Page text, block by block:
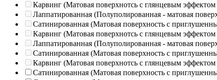
Карвинг (Матовая поверхнотсь с глянцевым эффектом
Лаппатированная (Полуполированная - матовая
Сатинированная (Матовая поверхность с
Карвинг (Матовая поверхнотсь с глянцевым эффектом
Лаппатированная (Полуполированная - матовая
Сатинированная (Матовая поверхность с
Карвинг (Матовая поверхнотсь с глянцевым эффектом
Сатинированная (Матовая поверхность с